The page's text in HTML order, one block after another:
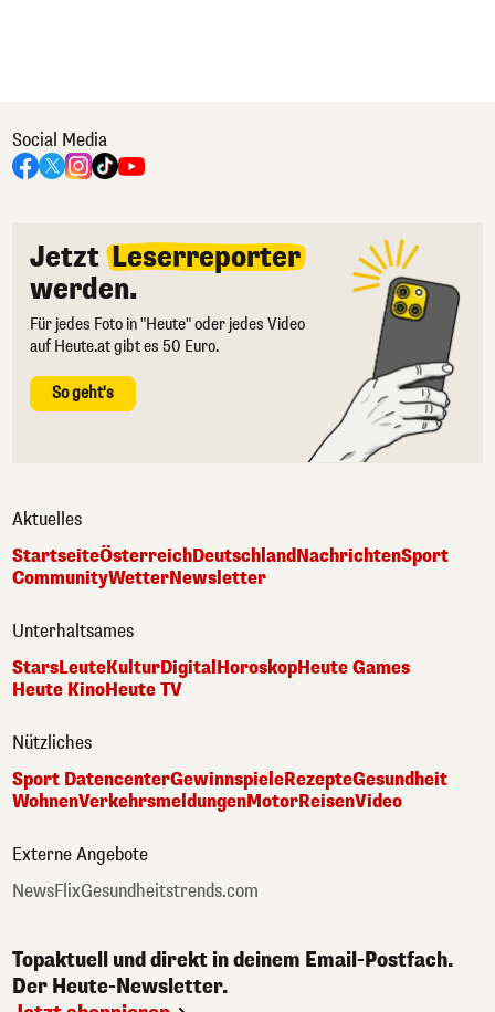
Social Media
Jetzt Leserreporter
werden.
Für jedes Foto in "Heute" oder jedes Video
auf Heute.at gibt es 50 Euro.
So geht's
Aktuelles
StartseiteÖsterreichDeutschlandNachrichtenSport
CommunityWetterNewsletter
Unterhaltsames
StarsLeuteKulturDigital HoroskopHeute Games
Heute KinoHeute TV
Nützliches
Sport DatencenterGewinnspieleRezepteGesundheit
WohnenVerkehrsmeldungenMotorReisenVideo
Externe Angebote
NewsFlixGesundheitstrends.com
Topaktuell und direkt in deinem Email-Postfach.
Der Heute-Newsletter.